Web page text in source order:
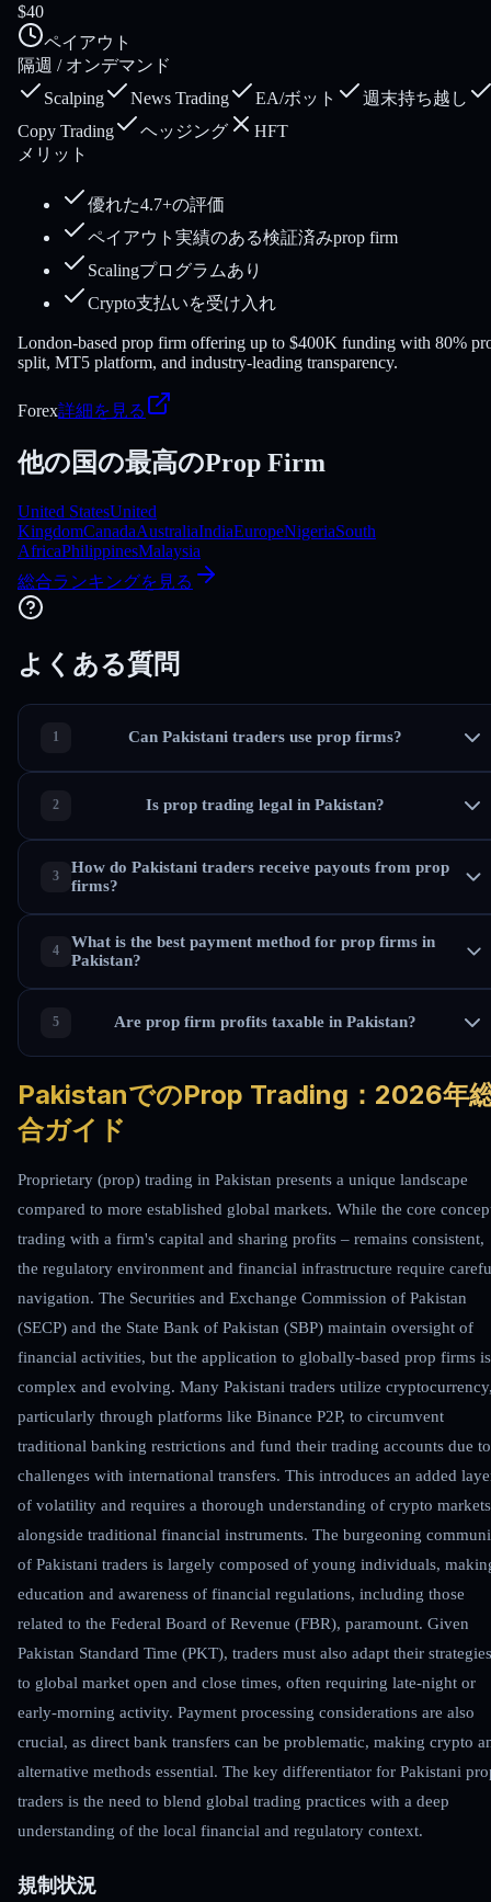
$40
ペイアウト
隔週 / オンデマンド
Scalping
News Trading EA/ボット
週末持ち越し
Copy Trading
ヘッジング
HFT
メリット
優れた4.7+の評価
ペイアウト実績のある検証済みprop firm
Scalingプログラムあり
Crypto支払いを受け入れ
London-based prop firm offering up to $400K funding with 80%
split, MT5 platform, and industry-leading transparency.
Forex詳細を見る
他の国の最高のProp Firm
United StatesUnited
KingdomCanadaAustraliaIndiaEuropeNigeriaSouth
AfricaPhilippinesMalaysia
総合ランキングを見る
よくある質問
Can Pakistani traders use prop firms?
Is prop trading legal in Pakistan?
How do Pakistani traders receive payouts from prop
firms?
What is the best payment method for prop firms in
Pakistan?
Are prop firm profits taxable in Pakistan?
PakistanでのProp Trading：2026年
合ガイド
Proprietary (prop) trading in Pakistan presents a unique landscape
compared to more established global markets. While the core
trading with a firm's capital and sharing profits – remains consistent,
the regulatory environment and financial infrastructure require
navigation. The Securities and Exchange Commission of Pakistan
(SECP) and the State Bank of Pakistan (SBP) maintain oversight of
financial activities, but the application to globally-based prop firms is
complex and evolving. Many Pakistani traders utilize
particularly through platforms like Binance P2P, to circumvent
traditional banking restrictions and fund their trading accounts due to
challenges with international transfers. This introduces an added
of volatility and requires a thorough understanding of crypto markets
alongside traditional financial instruments. The burgeoning
of Pakistani traders is largely composed of young individuals,
education and awareness of financial regulations, including those
related to the Federal Board of Revenue (FBR), paramount. Given
Pakistan Standard Time (PKT), traders must also adapt their strategies
to global market open and close times, often requiring late-night or
early-morning activity. Payment processing considerations are also
crucial, as direct bank transfers can be problematic, making crypto
alternative methods essential. The key differentiator for Pakistani
traders is the need to blend global trading practices with a deep
understanding of the local financial and regulatory context.
規制状況